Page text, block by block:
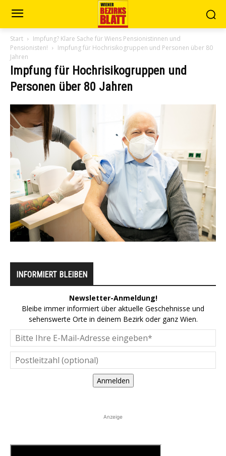
Start
Impfung? Klare Sache für Wiens Pensionistinnen und
Pensionisten!
Impfung für Hochrisikogruppen und Personen über 80
Jahren
Impfung für Hochrisikogruppen und
Personen über 80 Jahren
INFORMIERT BLEIBEN
Newsletter-Anmeldung!
Bleibe immer informiert über aktuelle Geschehnisse und
sehenswerte Orte in deinem Bezirk oder ganz Wien.
Anmelden
Anzeige